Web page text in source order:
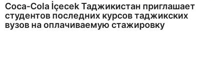
Coca-Cola İçecek Таджикистан приглашает
студентов последних курсов таджикских
вузов на оплачиваемую стажировку